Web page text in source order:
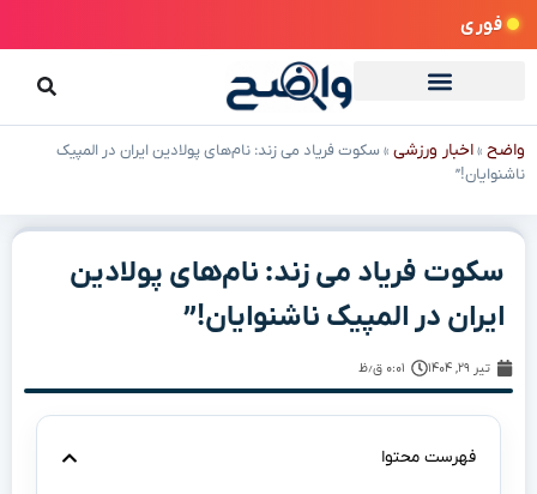
فوری
واضح »اخبار ورزشی »سکوت فریاد می زند: نام‌های پولادین ایران در المپیک
ناشنوایان!”
سکوت فریاد می زند: نام‌های پولادین
ایران در المپیک ناشنوایان!”
تیر ۲۹, ۱۴۰۴ ۰:۰۱ ق٫ظ
فهرست محتوا